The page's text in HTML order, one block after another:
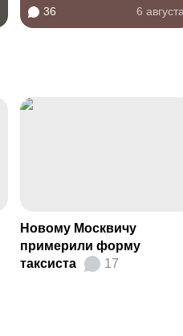
36 6
Новому Москвичу
примерили форму
таксиста
17